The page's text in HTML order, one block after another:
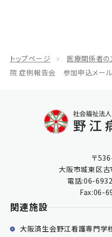
トップページ 医療関係者の
院 症例報告会 参加申込メール
〒
大阪市城東区
電話:06-
Fax:06-
関連施設
大阪済生会野江看護専門学